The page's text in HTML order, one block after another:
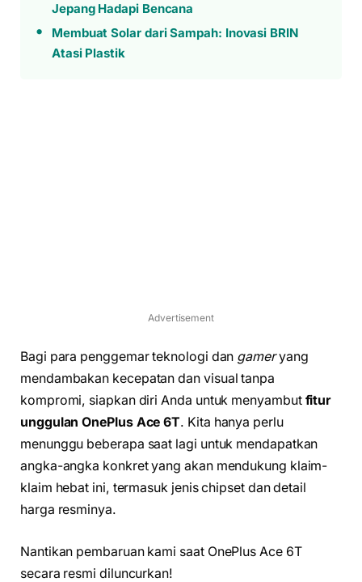
Jepang Hadapi Bencana
Membuat Solar dari Sampah: Inovasi BRIN
Atasi Plastik
Advertisement
Bagi para penggemar teknologi dan gameryang
mendambakan kecepatan dan visual tanpa
kompromi, siapkan diri Anda untuk menyambut fitur
unggulan OnePlus Ace 6T. Kita hanya perlu
menunggu beberapa saat lagi untuk mendapatkan
angka-angka konkret yang akan mendukung klaim-
klaim hebat ini, termasuk jenis chipset dan detail
harga resminya.
Nantikan pembaruan kami saat OnePlus Ace 6T
secara resmi diluncurkan!